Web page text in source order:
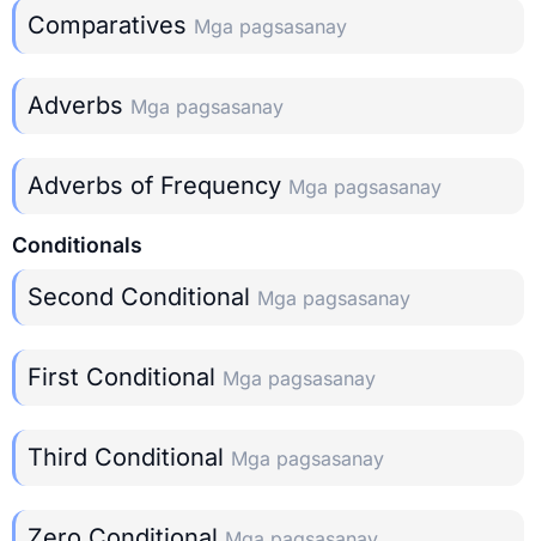
Comparatives Mga pagsasanay
Adverbs Mga pagsasanay
Adverbs of Frequency Mga pagsasanay
Conditionals
Second Conditional Mga pagsasanay
First Conditional Mga pagsasanay
Third Conditional Mga pagsasanay